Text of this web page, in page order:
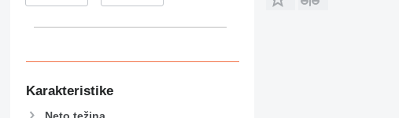
428
430
444
Karakteristike